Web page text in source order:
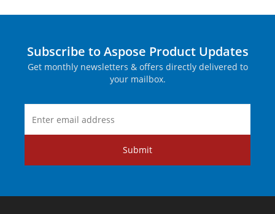
Subscribe to Aspose Product Updates
Get monthly newsletters & offers directly delivered to
your mailbox.
Submit